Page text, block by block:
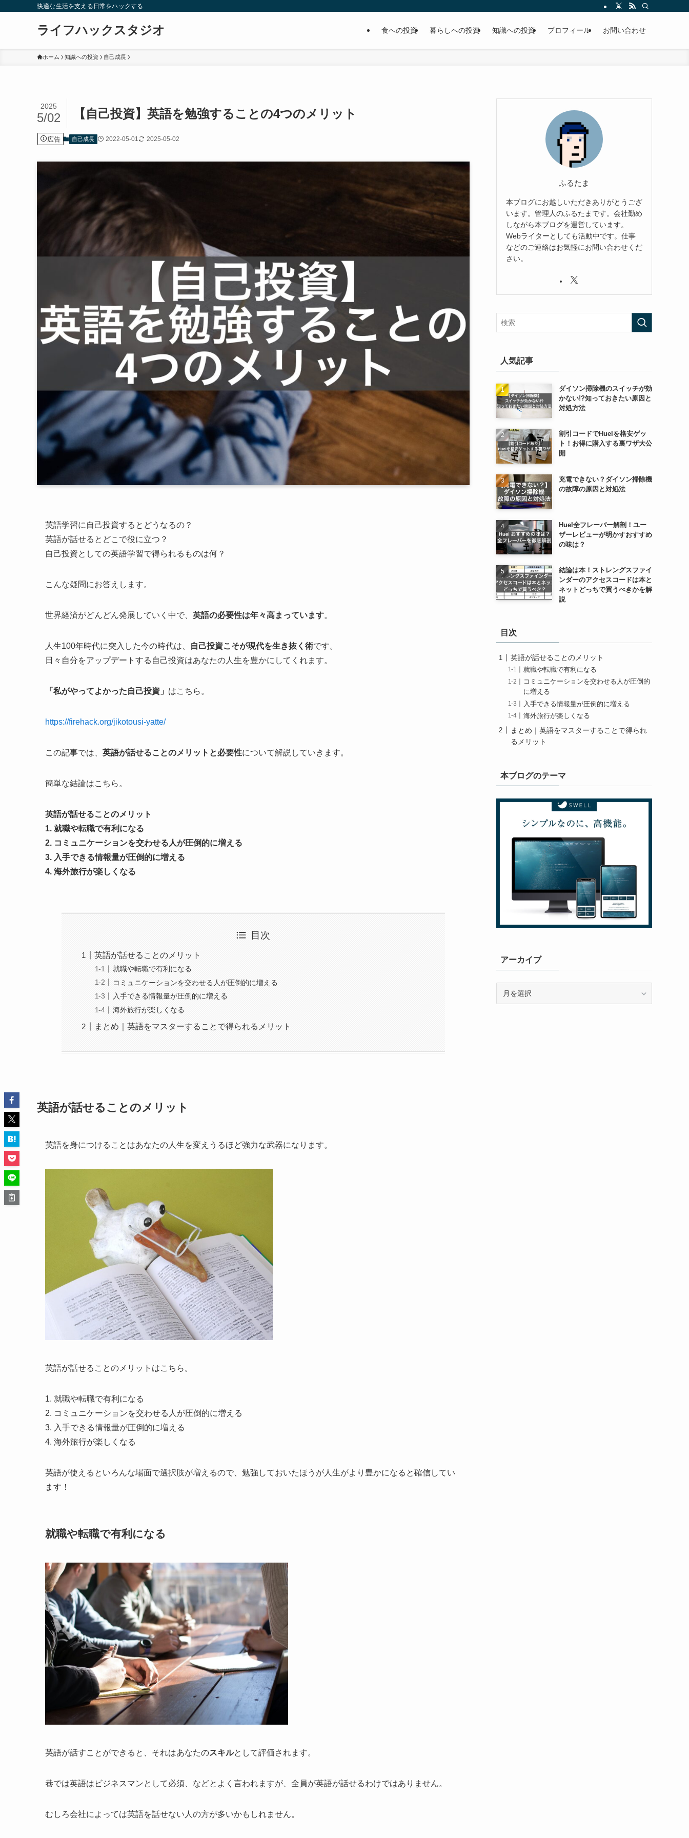
快適な生活を支える日常をハックする
ライフハックスタジオ 食への投資 暮らしへの投資 知識への投資 プロフィール お問い合わせ
ホーム 知識への投資 自己成長
【自己投資】英語を勉強することの4つのメリット
2025
5/02
広告 自己成長 2022-05-01 2025-05-02
英語学習に自己投資するとどうなるの？
英語が話せるとどこで役に立つ？
自己投資としての英語学習で得られるものは何？
こんな疑問にお答えします。
世界経済がどんどん発展していく中で、 英語の必要性は年々高まっています。
人生100年時代に突入した今の時代は、 自己投資こそが現代を生き抜く術です。
日々自分をアップデートする自己投資はあなたの人生を豊かにしてくれます。
「私がやってよかった自己投資」 はこちら。
https://firehack.org/jikotousi-yatte/
この記事では、 英語が話せることのメリットと必要性について解説していきます。
簡単な結論はこちら。
英語が話せることのメリット
1. 就職や転職で有利になる
2. コミュニケーションを交わせる人が圧倒的に増える
3. 入手できる情報量が圧倒的に増える
4. 海外旅行が楽しくなる
目次
英語が話せることのメリット
就職や転職で有利になる
コミュニケーションを交わせる人が圧倒的に増える
入手できる情報量が圧倒的に増える
海外旅行が楽しくなる
まとめ｜英語をマスターすることで得られるメリット
英語が話せることのメリット
英語を身につけることはあなたの人生を変えうるほど強力な武器になります。
英語が話せることのメリットはこちら。
1. 就職や転職で有利になる
2. コミュニケーションを交わせる人が圧倒的に増える
3. 入手できる情報量が圧倒的に増える
4. 海外旅行が楽しくなる
英語が使えるといろんな場面で選択肢が増えるので、勉強しておいたほうが人生がより豊かになると確信してい
ます！
就職や転職で有利になる
英語が話すことができると、それはあなたのスキルとして評価されます。
巷では英語はビジネスマンとして必須、などとよく言われますが、全員が英語が話せるわけではありません。
むしろ会社によっては英語を話せない人の方が多いかもしれません。
ふるたま
本ブログにお越しいただきありがとうござ
います。管理人のふるたまです。会社勤め
しながら本ブログを運営しています。
Webライターとしても活動中です。仕事
などのご連絡はお気軽にお問い合わせくだ
さい。
人気記事
ダイソン掃除機のスイッチが効
かない!?知っておきたい原因と
対処方法
割引コードでHuelを格安ゲッ
ト！お得に購入する裏ワザ大公
開
充電できない？ダイソン掃除機
の故障の原因と対処法
Huel全フレーバー解剖！ユー
ザーレビューが明かすおすすめ
の味は？
結論は本！ストレングスファイ
ンダーのアクセスコードは本と
ネットどっちで買うべきかを解
説
目次
英語が話せることのメリット
就職や転職で有利になる
コミュニケーションを交わせる人が圧倒的
に増える
入手できる情報量が圧倒的に増える
海外旅行が楽しくなる
まとめ｜英語をマスターすることで得られ
るメリット
本ブログのテーマ
アーカイブ